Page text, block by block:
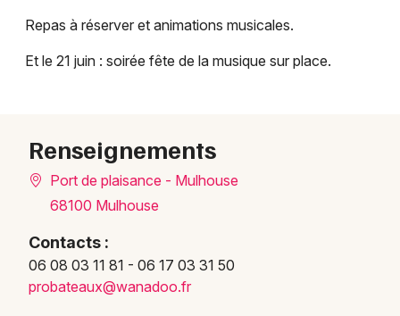
Artistes en tournée
Actus à Mulhouse
Actus tourisme & loisirs
Restaurants
Repas à réserver et animations musicales.
Et le 21 juin : soirée fête de la musique sur place.
Renseignements
Port de plaisance - Mulhouse
68100 Mulhouse
Contacts :
06 08 03 11 81 - 06 17 03 31 50
probateaux@wanadoo.fr